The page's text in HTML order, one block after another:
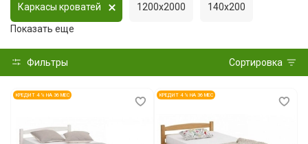
Каркасы кроватей 1200x2000
140x200
Показать еще
Фильтры Сортировка
КРЕДИТ 4 % НА 36 МЕС КРЕДИТ 4 % НА 36 МЕС